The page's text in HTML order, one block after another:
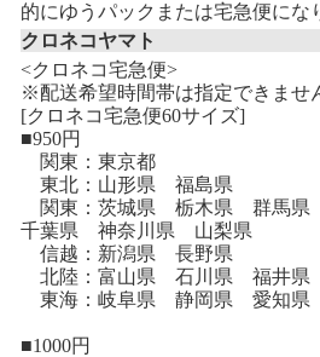
的にゆうパックまたは宅急便にな
クロネコヤマト
<クロネコ宅急便>
※配送希望時間帯は指定できませ
[クロネコ宅急便60サイズ]
■950円
関東：東京都
東北：山形県 福島県
関東：茨城県 栃木県 群馬
千葉県 神奈川県 山梨県
信越：新潟県 長野県
北陸：富山県 石川県 福井県
東海：岐阜県 静岡県 愛知県
■1000円